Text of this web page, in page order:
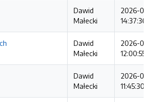
Dawid
Małecki
2026-
14:37:36
Dawid
Małecki
2026-
12:00:55
Dawid
Małecki
2026-
11:45:30